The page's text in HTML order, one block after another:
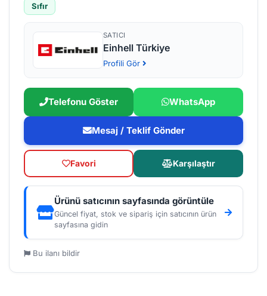
Sıfır
SATICI
Einhell Türkiye
Profili Gör
Telefonu Göster WhatsApp
Mesaj / Teklif Gönder
Favori Karşılaştır
Ürünü satıcının sayfasında görüntüle
Güncel fiyat, stok ve sipariş için satıcının ürün
sayfasına gidin
Bu ilanı bildir